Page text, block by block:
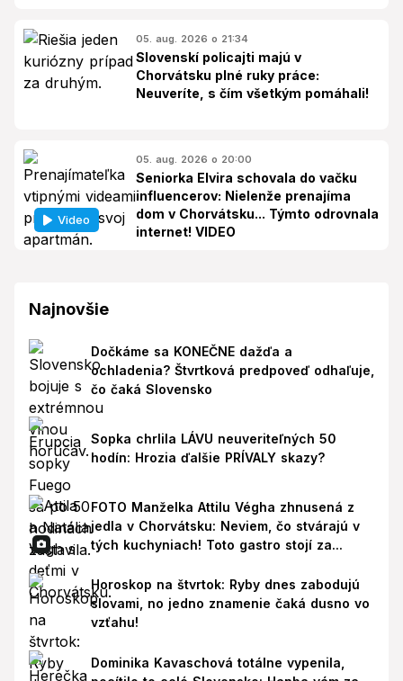
05. aug. 2026 o 21:34
Slovenskí policajti majú v
Chorvátsku plné ruky práce:
Neuveríte, s čím všetkým pomáhali!
Video
05. aug. 2026 o 20:00
Seniorka Elvira schovala do vačku
influencerov: Nielenže prenajíma
dom v Chorvátsku... Týmto odrovnala
internet! VIDEO
Najnovšie
Dočkáme sa KONEČNE dažďa a
ochladenia? Štvrtková predpoveď odhaľuje,
čo čaká Slovensko
Sopka chrlila LÁVU neuveriteľných 50
hodín: Hrozia ďalšie PRÍVALY skazy?
FOTO Manželka Attilu Végha zhnusená z
jedla v Chorvátsku: Neviem, čo stvárajú v
tých kuchyniach! Toto gastro stojí za...
Horoskop na štvrtok: Ryby dnes zabodujú
slovami, no jedno znamenie čaká dusno vo
vzťahu!
Dominika Kavaschová totálne vypenila,